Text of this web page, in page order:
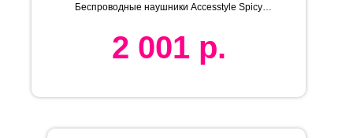
Беспроводные наушники Accesstyle Spicy
2 001 р.